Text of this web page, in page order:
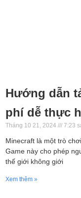
Hướng dẫn
phí dễ thực
Tháng 10 21, 2024 7:23
Minecraft là một trò
Game này cho phép
thế giới không giới
Xem thêm »